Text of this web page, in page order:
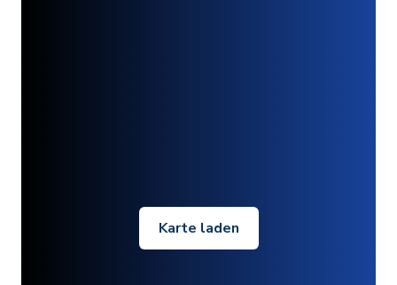
Karte laden